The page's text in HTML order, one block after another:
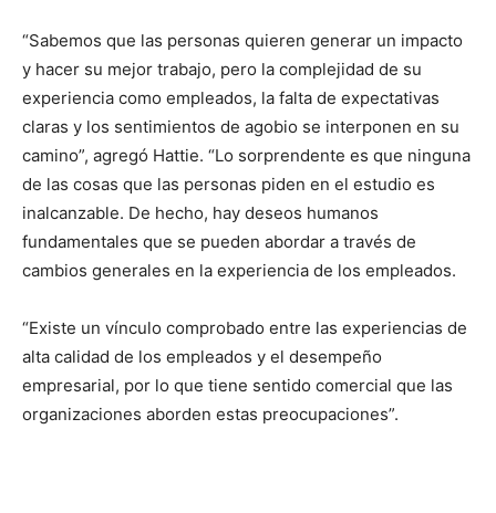
“Sabemos que las personas quieren generar un impacto
y hacer su mejor trabajo, pero la complejidad de su
experiencia como empleados, la falta de expectativas
claras y los sentimientos de agobio se interponen en su
camino”, agregó Hattie. “Lo sorprendente es que ninguna
de las cosas que las personas piden en el estudio es
inalcanzable. De hecho, hay deseos humanos
fundamentales que se pueden abordar a través de
cambios generales en la experiencia de los empleados.
“Existe un vínculo comprobado entre las experiencias de
alta calidad de los empleados y el desempeño
empresarial, por lo que tiene sentido comercial que las
organizaciones aborden estas preocupaciones”.